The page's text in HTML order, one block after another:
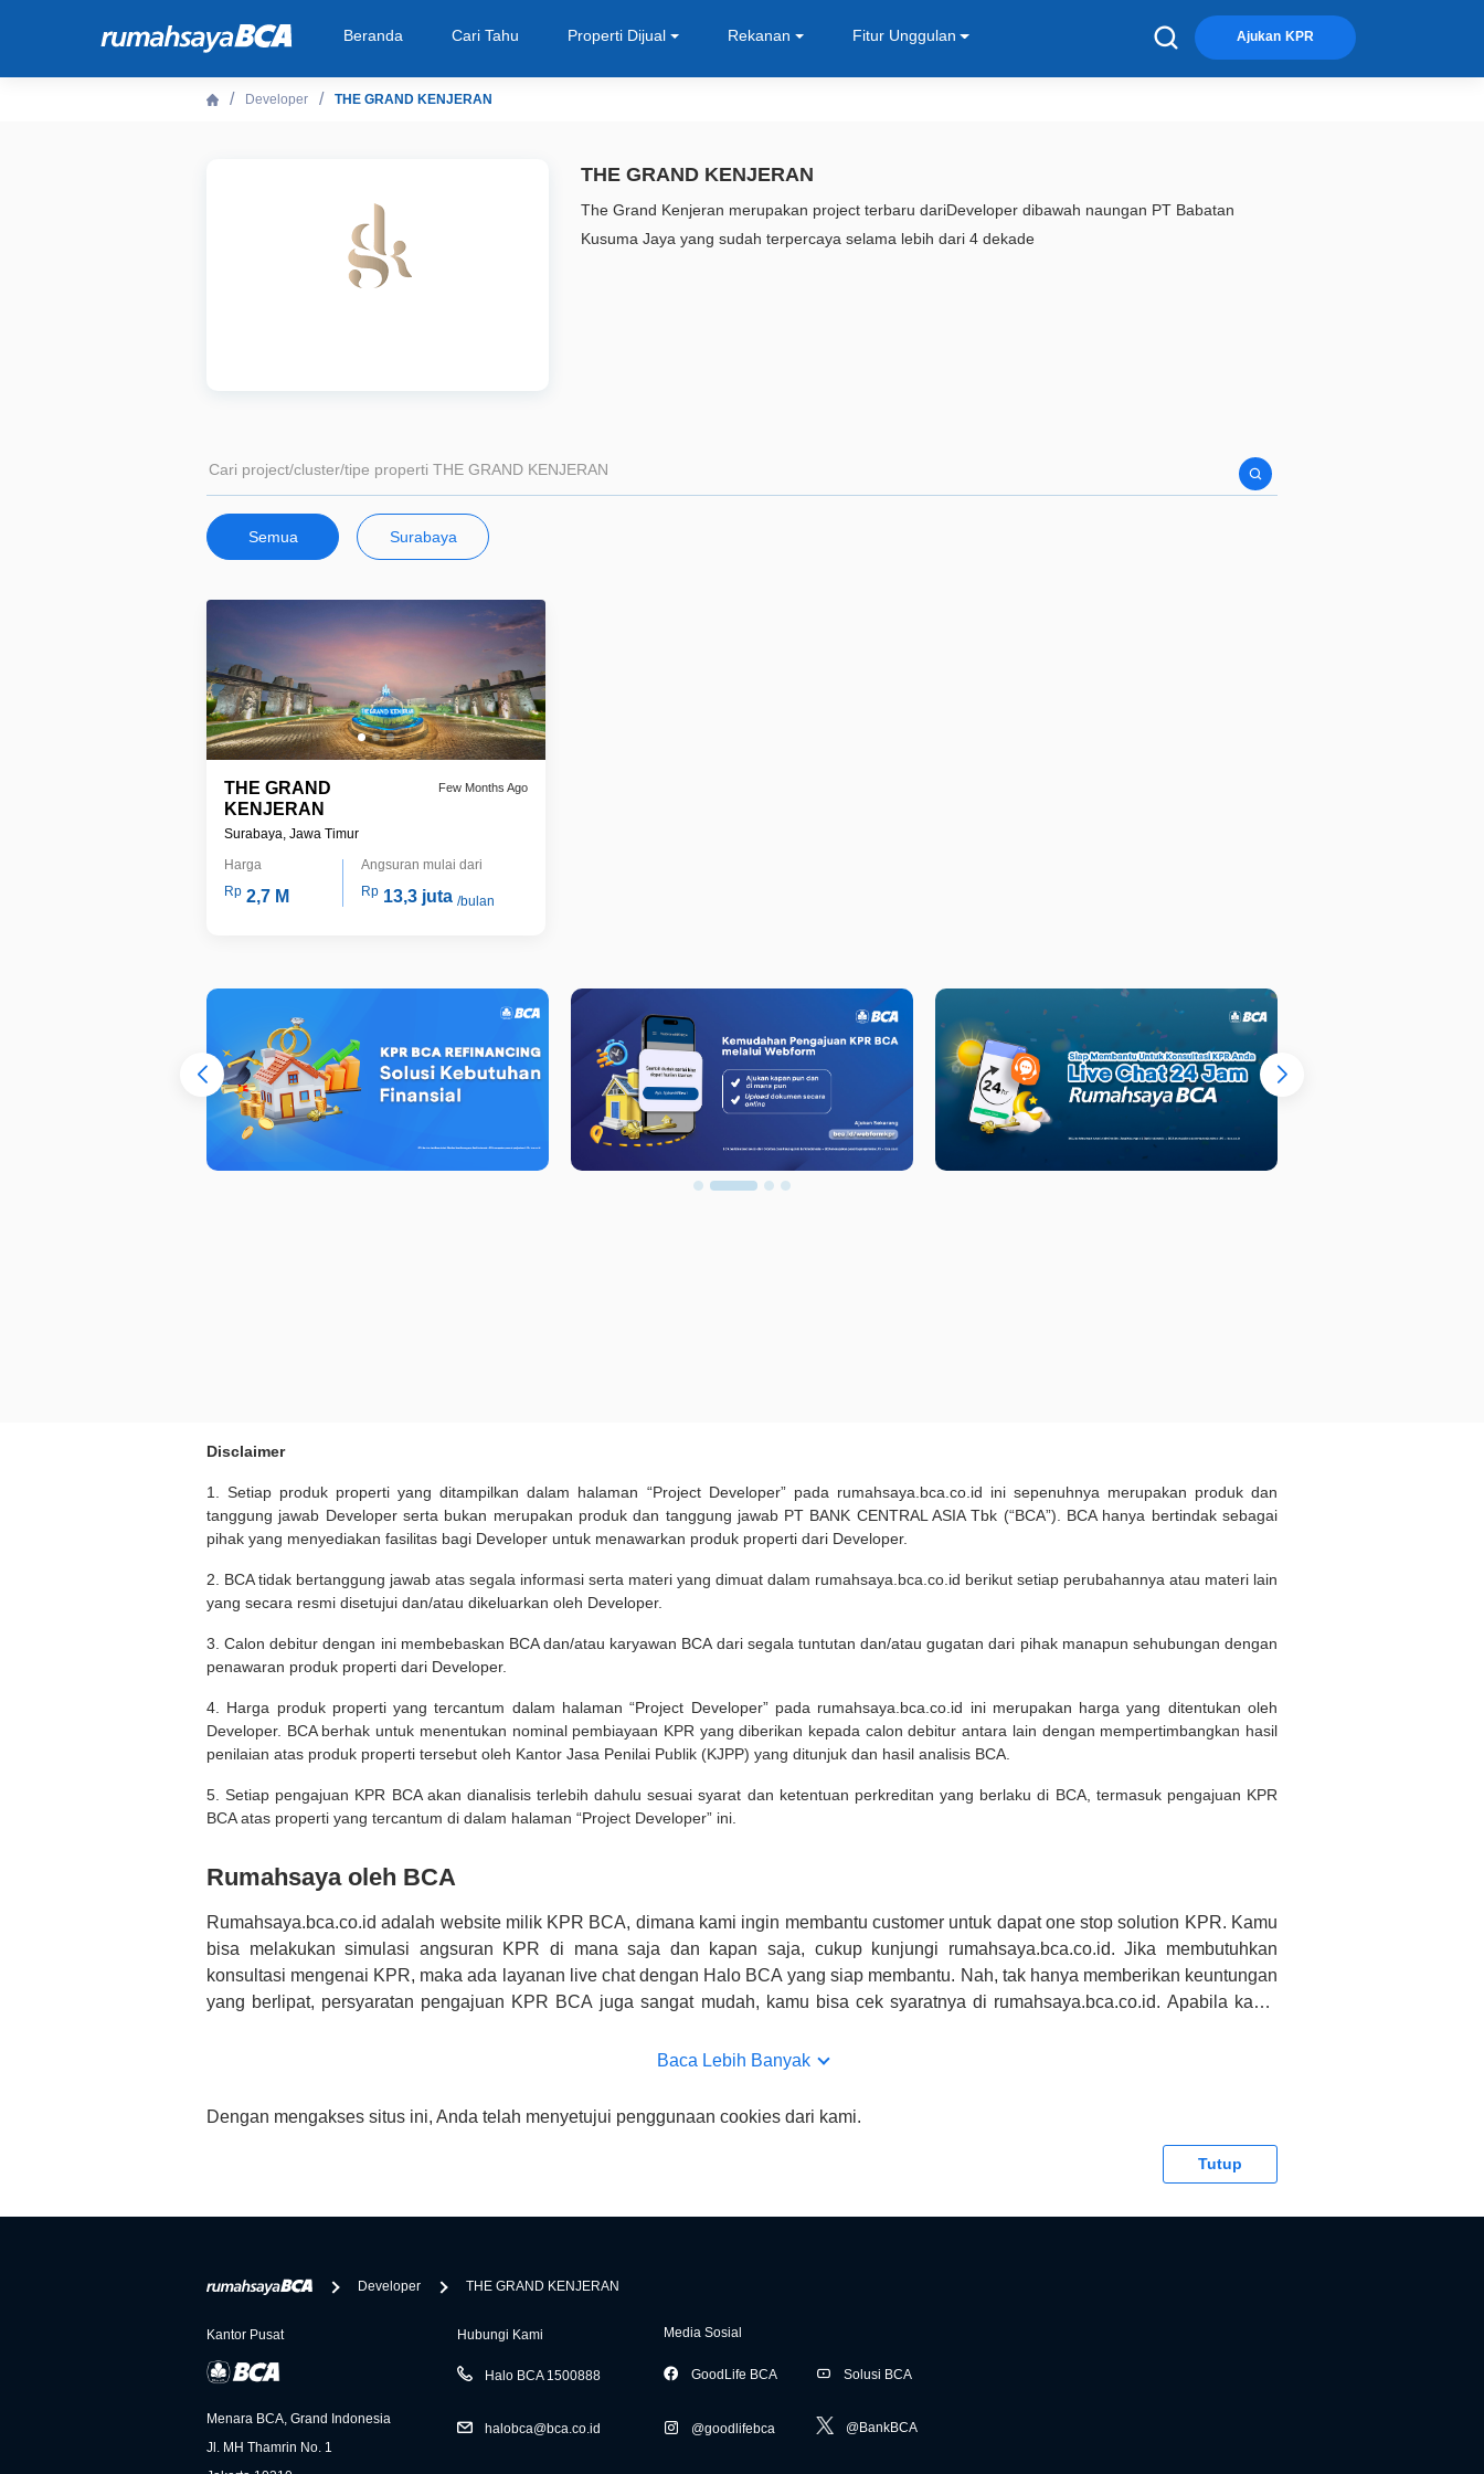
Beranda Cari Tahu Properti Dijual Rekanan Fitur Unggulan Ajukan KPR
Developer THE GRAND KENJERAN
THE GRAND KENJERAN
The Grand Kenjeran merupakan project terbaru dariDeveloper dibawah naungan PT Babatan
Kusuma Jaya yang sudah terpercaya selama lebih dari 4 dekade
Semua Surabaya
THE GRAND
KENJERAN
Surabaya, Jawa Timur
Few Months Ago
Harga
Rp 2,7 M
Angsuran mulai dari
Rp 13,3 juta /bulan
Disclaimer
1. Setiap produk properti yang ditampilkan dalam halaman “Project Developer” pada rumahsaya.bca.co.id ini sepenuhnya merupakan produk dan
tanggung jawab Developer serta bukan merupakan produk dan tanggung jawab PT BANK CENTRAL ASIA Tbk (“BCA”). BCA hanya bertindak sebagai
pihak yang menyediakan fasilitas bagi Developer untuk menawarkan produk properti dari Developer.
2. BCA tidak bertanggung jawab atas segala informasi serta materi yang dimuat dalam rumahsaya.bca.co.id berikut setiap perubahannya atau materi lain
yang secara resmi disetujui dan/atau dikeluarkan oleh Developer.
3. Calon debitur dengan ini membebaskan BCA dan/atau karyawan BCA dari segala tuntutan dan/atau gugatan dari pihak manapun sehubungan dengan
penawaran produk properti dari Developer.
4. Harga produk properti yang tercantum dalam halaman “Project Developer” pada rumahsaya.bca.co.id ini merupakan harga yang ditentukan oleh
Developer. BCA berhak untuk menentukan nominal pembiayaan KPR yang diberikan kepada calon debitur antara lain dengan mempertimbangkan hasil
penilaian atas produk properti tersebut oleh Kantor Jasa Penilai Publik (KJPP) yang ditunjuk dan hasil analisis BCA.
5. Setiap pengajuan KPR BCA akan dianalisis terlebih dahulu sesuai syarat dan ketentuan perkreditan yang berlaku di BCA, termasuk pengajuan KPR
BCA atas properti yang tercantum di dalam halaman “Project Developer” ini.
Rumahsaya oleh BCA
Rumahsaya.bca.co.id adalah website milik KPR BCA, dimana kami ingin membantu customer untuk dapat one stop solution KPR. Kamu
bisa melakukan simulasi angsuran KPR di mana saja dan kapan saja, cukup kunjungi rumahsaya.bca.co.id. Jika membutuhkan
konsultasi mengenai KPR, maka ada layanan live chat dengan Halo BCA yang siap membantu. Nah, tak hanya memberikan keuntungan
yang berlipat, persyaratan pengajuan KPR BCA juga sangat mudah, kamu bisa cek syaratnya di rumahsaya.bca.co.id. Apabila kamu
informasi yang rekanan berikan selain yang bisa di verifikasi oleh BCA.
Baca Lebih Banyak
Dengan mengakses situs ini, Anda telah menyetujui penggunaan cookies dari kami.
Tutup
Developer THE GRAND KENJERAN
Kantor Pusat
Menara BCA, Grand Indonesia
Jl. MH Thamrin No. 1
Hubungi Kami
Halo BCA 1500888
halobca@bca.co.id
Media Sosial
GoodLife BCA
@goodlifebca
Solusi BCA
@BankBCA